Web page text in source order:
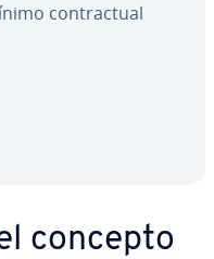
co­n­tra­c­tual
concepto